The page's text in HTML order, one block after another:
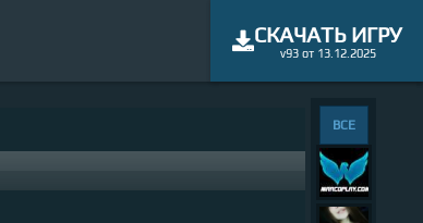
СКАЧАТЬ ИГРУ
v93 от 13.12.2025
ВСЕ